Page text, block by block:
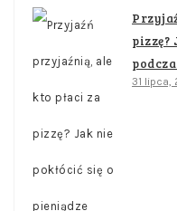
pizzę?
31 lipca,